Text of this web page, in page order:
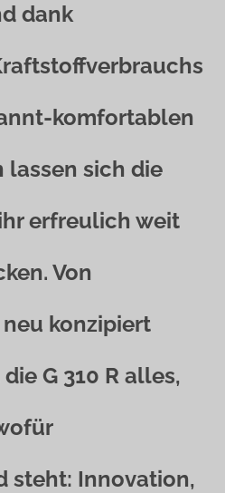
dank
komfortablen
lassen sich die
erfreulich weit
Von
konzipiert
G 310 R alles,
steht: Innovation,